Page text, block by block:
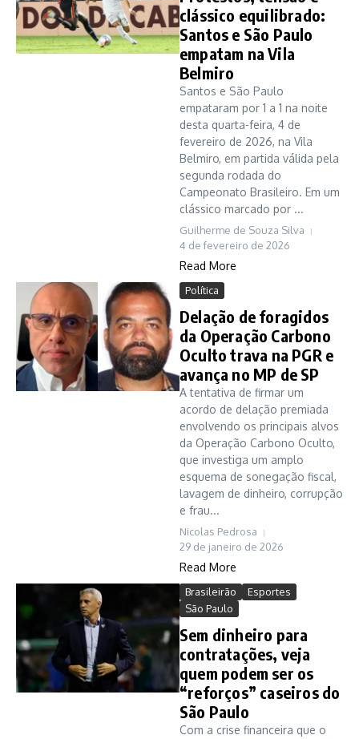
clássico equilibrado:
Santos e São Paulo
empatam na Vila
Belmiro
Santos e São Paulo
empataram por 1 a 1 na noite
desta quarta-feira, 4 de
fevereiro de 2026, na Vila
Belmiro, em partida válida pela
segunda rodada do
Campeonato Brasileiro. Em um
clássico marcado por ...
Guilherme de Souza Silva
4 de fevereiro de 2026
Read More
Política
Delação de foragidos
da Operação Carbono
Oculto trava na PGR e
avança no MP de SP
A tentativa de firmar um
acordo de delação premiada
envolvendo os principais alvos
da Operação Carbono Oculto,
que investiga um amplo
esquema de sonegação fiscal,
lavagem de dinheiro, corrupção
e frau...
Nicolas Pedrosa
29 de janeiro de 2026
Read More
Brasileirão
Esportes
São Paulo
Sem dinheiro para
contratações, veja
quem podem ser os
“reforços” caseiros do
São Paulo
Com a crise financeira que o